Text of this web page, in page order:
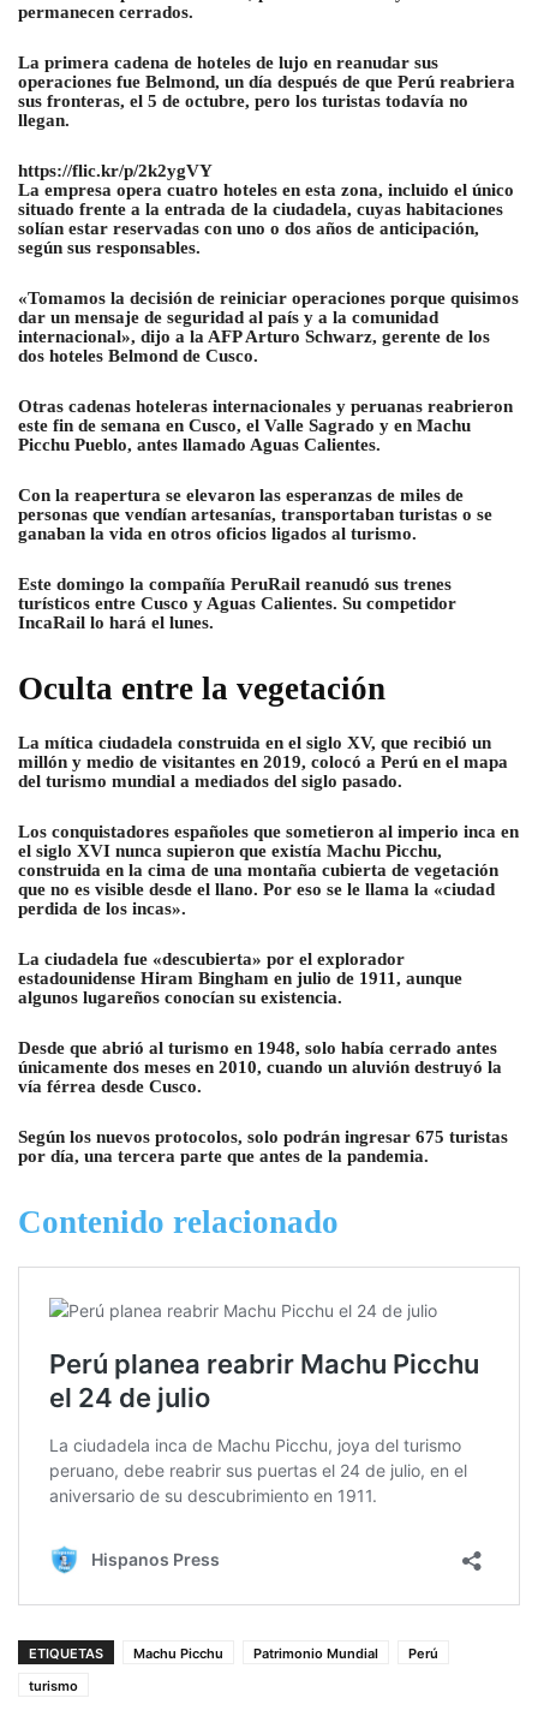
permanecen cerrados.
La primera cadena de hoteles de lujo en reanudar sus
operaciones fue Belmond, un día después de que Perú reabriera
sus fronteras, el 5 de octubre, pero los turistas todavía no
llegan.
https://flic.kr/p/2k2ygVY
La empresa opera cuatro hoteles en esta zona, incluido el único
situado frente a la entrada de la ciudadela, cuyas habitaciones
solían estar reservadas con uno o dos años de anticipación,
según sus responsables.
«Tomamos la decisión de reiniciar operaciones porque quisimos
dar un mensaje de seguridad al país y a la comunidad
internacional», dijo a la AFP Arturo Schwarz, gerente de los
dos hoteles Belmond de Cusco.
Otras cadenas hoteleras internacionales y peruanas reabrieron
este fin de semana en Cusco, el Valle Sagrado y en Machu
Picchu Pueblo, antes llamado Aguas Calientes.
Con la reapertura se elevaron las esperanzas de miles de
personas que vendían artesanías, transportaban turistas o se
ganaban la vida en otros oficios ligados al turismo.
Este domingo la compañía PeruRail reanudó sus trenes
turísticos entre Cusco y Aguas Calientes. Su competidor
IncaRail lo hará el lunes.
Oculta entre la vegetación
La mítica ciudadela construida en el siglo XV, que recibió un
millón y medio de visitantes en 2019, colocó a Perú en el mapa
del turismo mundial a mediados del siglo pasado.
Los conquistadores españoles que sometieron al imperio inca en
el siglo XVI nunca supieron que existía Machu Picchu,
construida en la cima de una montaña cubierta de vegetación
que no es visible desde el llano. Por eso se le llama la «ciudad
perdida de los incas».
La ciudadela fue «descubierta» por el explorador
estadounidense Hiram Bingham en julio de 1911, aunque
algunos lugareños conocían su existencia.
Desde que abrió al turismo en 1948, solo había cerrado antes
únicamente dos meses en 2010, cuando un aluvión destruyó la
vía férrea desde Cusco.
Según los nuevos protocolos, solo podrán ingresar 675 turistas
por día, una tercera parte que antes de la pandemia.
Contenido relacionado
ETIQUETAS Machu Picchu Patrimonio Mundial
Perú
turismo